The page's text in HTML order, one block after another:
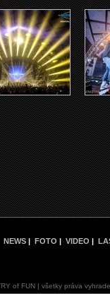
NEWS | FOTO | VIDEO |
of FUN | všetky práva